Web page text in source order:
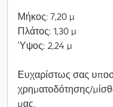
Μήκος: 7,20 μ
Πλάτος: 1,30 μ
Ύψος: 2,24 μ
Ευχαρίστως σας
χρηματοδότησης/
μας.